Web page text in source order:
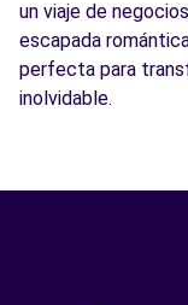
un viaje de
escapada
perfecta para
inolvidable.